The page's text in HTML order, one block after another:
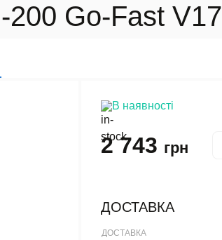
200 Go-Fast V17
В наявності
2 743 грн
ДОСТАВКА
ДОСТАВКА